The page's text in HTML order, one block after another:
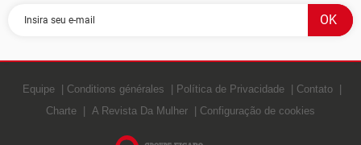
Equipe Conditions générales Política de Privacidade
Contato
Charte
A Revista Da Mulher Configuração de cookies